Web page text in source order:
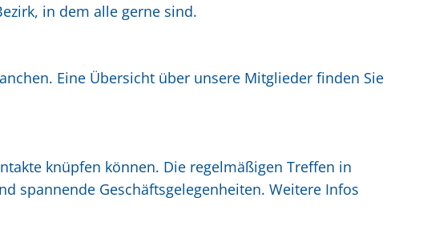
in dem alle gerne sind.
Eine Übersicht über unsere Mitglieder finden Sie
knüpfen können. Die regelmäßigen Treffen in
spannende Geschäftsgelegenheiten. Weitere Infos